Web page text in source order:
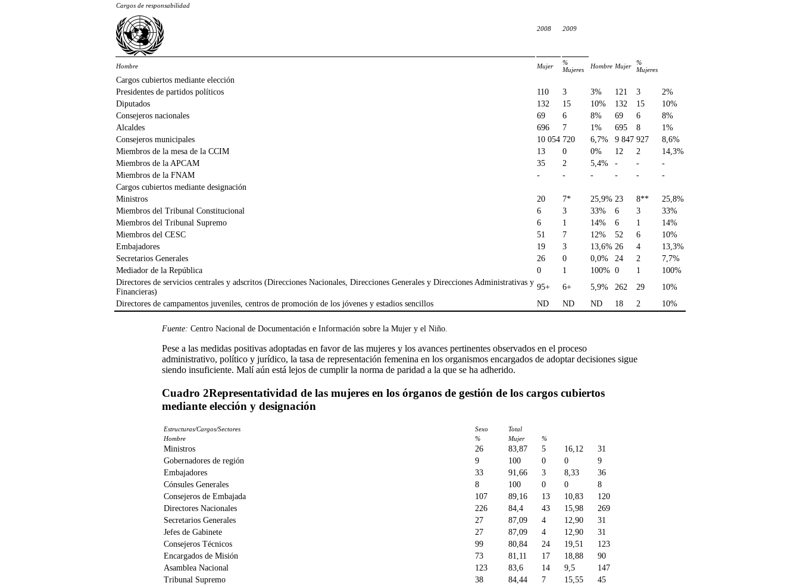
Cargos de responsabilidad
2008 2009
Hombre Mujer
%
Mujeres
Hombre Mujer
%
Mujeres
Cargos cubiertos mediante elección
Presidentes de partidos políticos
110 3 3% 121 3
2%
Diputados
132 15 10% 132 15
10%
Consejeros nacionales
69 6 8% 69 6
8%
Alcaldes
696 7 1% 695 8
1%
Consejeros municipales
10 054 720 6,7% 9 847 927
8,6%
Miembros de la mesa de la CCIM
13 0 0% 12 2
14,3%
Miembros de la APCAM
35 2 5,4% - -
-
Miembros de la FNAM
- - - - -
-
Cargos cubiertos mediante designación
Ministros
20 7* 25,9% 23 8**
25,8%
Miembros del Tribunal Constitucional
6 3 33% 6 3
33%
Miembros del Tribunal Supremo
6 1 14% 6 1
14%
Miembros del CESC
51 7 12% 52 6
10%
Embajadores
19 3 13,6% 26 4
13,3%
Secretarios Generales
26 0 0,0% 24 2
7,7%
Mediador de la República
0 1 100% 0 1
100%
Directores de servicios centrales y adscritos (Direcciones Nacionales, Direcciones Generales y Direcciones Administrativas y
Financieras)
95+ 6+ 5,9% 262 29
10%
Directores de campamentos juveniles, centros de promoción de los jóvenes y estadios sencillos
ND ND ND 18 2 10%
Fuente: Centro Nacional de Documentación e Información sobre la Mujer y el Niño.
Pese a las medidas positivas adoptadas en favor de las mujeres y los avances pertinentes observados en el proceso
administrativo, político y jurídico, la tasa de representación femenina en los organismos encargados de adoptar decisiones sigue
siendo insuficiente. Malí aún está lejos de cumplir la norma de paridad a la que se ha adherido.
Cuadro 2Representatividad de las mujeres en los órganos de gestión de los cargos cubiertos
mediante elección y designación
Estructuras/Cargos/Sectores Sexo
Total
Hombre
% Mujer %
Ministros 26 83,87 5 16,12
31
Gobernadores de región
9 100 0 0
9
Embajadores
33 91,66 3 8,33
36
Cónsules Generales
8 100 0 0
8
Consejeros de Embajada
107 89,16 13 10,83
120
Directores Nacionales
226 84,4 43 15,98
269
Secretarios Generales
27 87,09 4 12,90
31
Jefes de Gabinete
27 87,09 4 12,90
31
Consejeros Técnicos
99 80,84 24 19,51
123
Encargados de Misión
73 81,11 17 18,88
90
Asamblea Nacional
123 83,6 14 9,5
147
Tribunal Supremo
38 84,44 7 15,55
45